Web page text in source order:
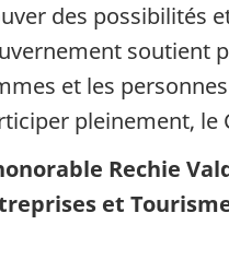
des possibilités
soutient
et les
pleinement, le
Rechie
et